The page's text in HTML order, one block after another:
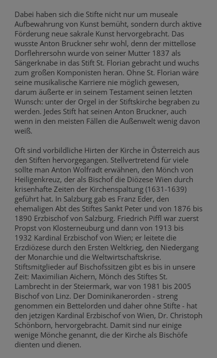
Dabei haben sich die Stifte nicht nur um museale
Aufbewahrung von Kunst bemüht, sondern durch aktive
Förderung neue sakrale Kunst hervorgebracht. Das
wusste Anton Bruckner sehr wohl, denn der mittellose
Dorflehrersohn wurde von seiner Mutter 1837 als
Sängerknabe in das Stift St. Florian gebracht und wuchs
zum großen Komponisten heran. Ohne St. Florian wäre
seine musikalische Karriere nie möglich gewesen,
darum äußerte er in seinem Testament seinen letzten
Wunsch: unter der Orgel in der Stiftskirche begraben zu
werden. Jedes Stift hat seinen Anton Bruckner, auch
wenn in den meisten Fällen die Außenwelt wenig davon
weiß.
Oft sind vorbildliche Hirten der Kirche in Österreich aus
den Stiften hervorgegangen. Stellvertretend für viele
sollte man Anton Wolfradt erwähnen, den Mönch von
Heiligenkreuz, der als Bischof die Diözese Wien durch
krisenhafte Zeiten der Kirchenspaltung (1631-1639)
geführt hat. In Salzburg gab es Franz Eder, den
ehemaligen Abt des Stiftes Sankt Peter und von 1876 bis
1890 Erzbischof von Salzburg. Friedrich Piffl war zuerst
Propst von Klosterneuburg und dann von 1913 bis
1932 Kardinal Erzbischof von Wien; er leitete die
Erzdiözese durch den Ersten Weltkrieg, den Niedergang
der Monarchie und die Weltwirtschaftskrise.
Stiftsmitglieder auf Bischofssitzen gibt es bis in unsere
Zeit: Maximilian Aichern, Mönch des Stiftes St.
Lambrecht in der Steiermark, war von 1981 bis 2005
Bischof von Linz. Der Dominikanerorden - streng
genommen ein Bettelorden und daher ohne Stifte - hat
den jetzigen Kardinal Erzbischof von Wien, Dr. Christoph
Schönborn, hervorgebracht. Damit sind nur einige
wenige Mönche genannt, die der Kirche als Bischöfe
dienten und dienen.